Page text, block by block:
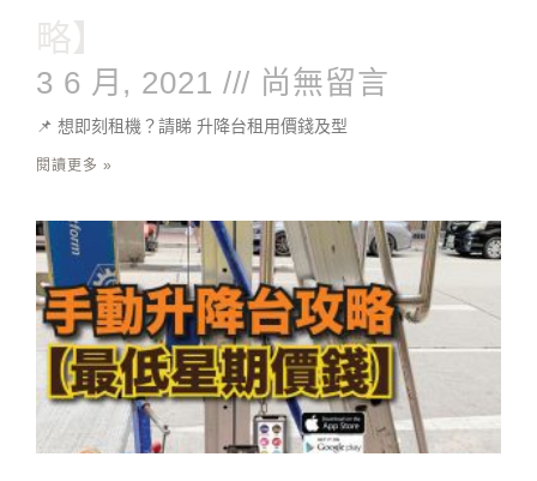
略】
3 6 月, 2021 尚無留言
📌 想即刻租機？請睇 升降台租用價錢及型
閱讀更多 »